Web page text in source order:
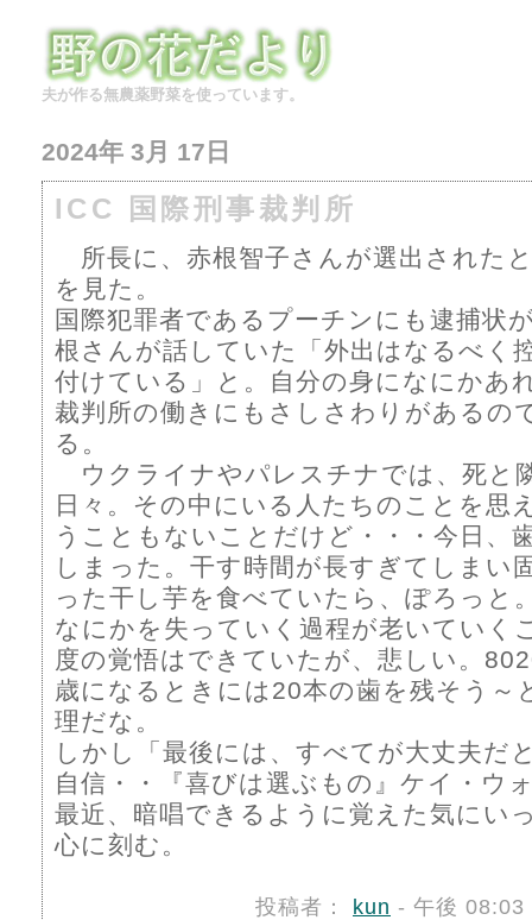
夫が作る無農薬野菜を使っています。
2024年 3月 17日
ICC 国際刑事裁判所
所長に、赤根智子さんが選出された
を見た。
国際犯罪者であるプーチンにも逮捕状
根さんが話していた「外出はなるべく
付けている」と。自分の身になにか
裁判所の働きにもさしさわりがあるの
る。
ウクライナやパレスチナでは、死と
日々。その中にいる人たちのことを思
うこともないことだけど・・・今日、
しまった。干す時間が長すぎてしまい
った干し芋を食べていたら、ぽろっと
なにかを失っていく過程が老いていく
度の覚悟はできていたが、悲しい。
歳になるときには20本の歯を残そう～
理だな。
しかし「最後には、すべてが大丈夫だ
自信・・『喜びは選ぶもの』ケイ・ウ
最近、暗唱できるように覚えた気にい
心に刻む。
投稿者： kun - 午後